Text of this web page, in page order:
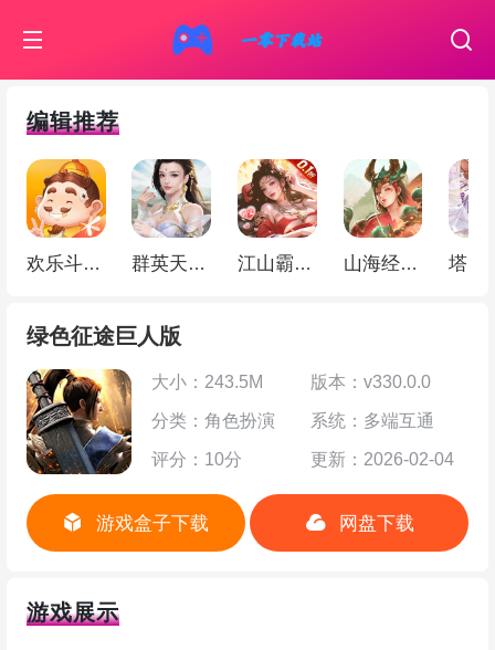
编辑推荐
欢乐斗地主 群英天下（0.05折千元代金） 江山霸主（天天送648） 山海经幻想录（ 1折免费版）
绿色征途巨人版
大小：243.5M 版本：v330.0.0
分类：角色扮演 系统：多端互通
评分：10分 更新：2026-02-04
游戏盒子下载 网盘下载
游戏展示